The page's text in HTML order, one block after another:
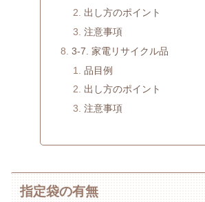
出し方のポイント
注意事項
3-7. 家電リサイクル品
品目例
出し方のポイント
注意事項
指定袋の有無